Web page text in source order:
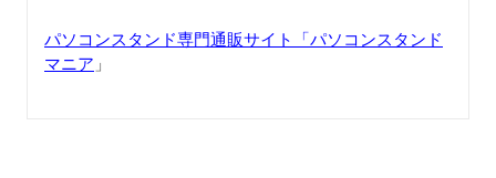
パソコンスタンド専門通販サイト「パソコンスタンド
マニア 」